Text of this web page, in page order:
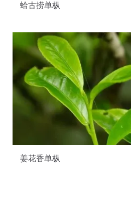
蛤古捞单枞
姜花香单枞